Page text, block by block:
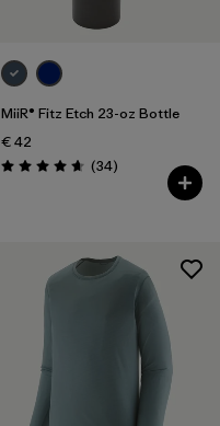
MiiR® Fitz Etch 23-oz Bottle
€ 42
Bewertung: 4.7 / 5
(34Rezensionen
)